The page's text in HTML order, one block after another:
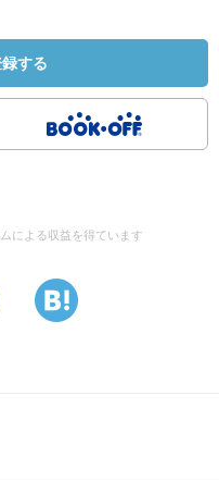
する
による収益を得ています